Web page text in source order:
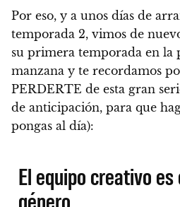
Por eso, y a unos días de
temporada 2, vimos de
su primera temporada en la
manzana y te recordamos
PERDERTE de esta gran
de anticipación, para que
pongas al día):
El equipo creativo
género